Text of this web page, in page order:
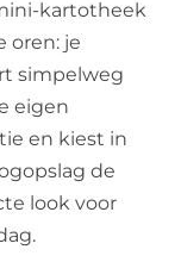
kartotheek
oren: je
simpelweg
eigen
en kiest in
de
look voor